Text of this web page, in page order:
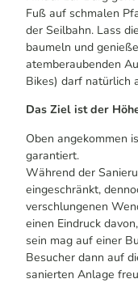
Fuß auf schmalen
der Seilbahn. Lass
baumeln und
atemberaubenden
Bikes) darf natürlich
Das Ziel ist der
Oben angekommen
garantiert.
Während der
eingeschränkt,
verschlungenen
einen Eindruck
sein mag auf einer
Besucher dann auf
sanierten Anlage